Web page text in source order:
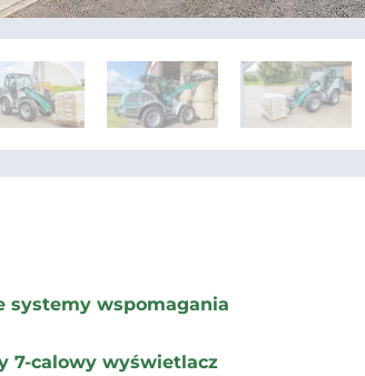
systemy wspomagania
7-calowy wyświetlacz